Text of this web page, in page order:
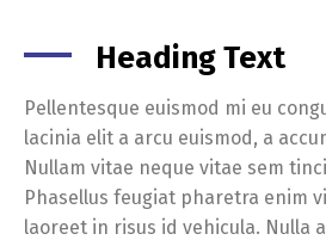
Heading Text
Pellentesque euismod mi eu
lacinia elit a arcu euismod, a
Nullam vitae neque vitae sem
Phasellus feugiat pharetra enim
laoreet in risus id vehicula. Nulla